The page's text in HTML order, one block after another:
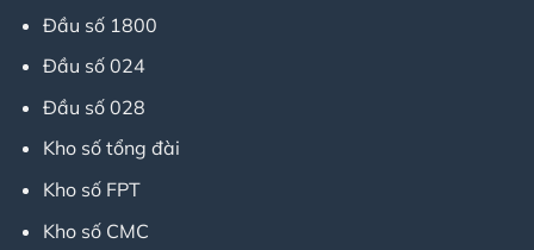
Đầu số 1800
Đầu số 024
Đầu số 028
Kho số tổng đài
Kho số FPT
Kho số CMC